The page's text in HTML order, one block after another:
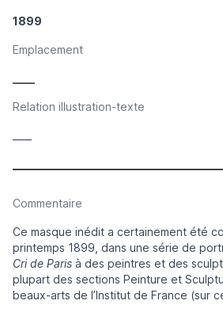
1899
Emplacement
Relation illustration-texte
Commentaire
Ce masque inédit a certainement été
printemps 1899, dans une série de
Cri de Paris à des peintres et des
plupart des sections Peinture et
beaux-arts de l’Institut de France (sur